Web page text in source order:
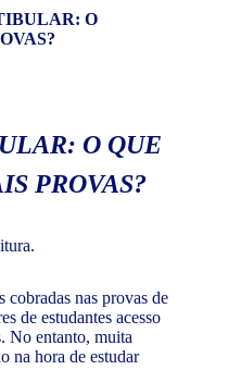
O
O QUE
PROVAS?
cobradas nas provas de
de estudantes acesso
No entanto, muita
na hora de estudar